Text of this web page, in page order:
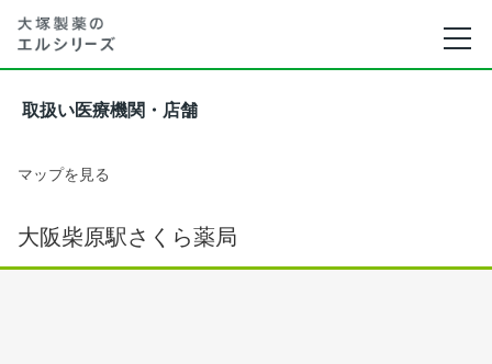
取扱い医療機関・店舗
マップを見る
大阪柴原駅さくら薬局